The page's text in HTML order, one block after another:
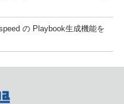
の Playbook生成機能を